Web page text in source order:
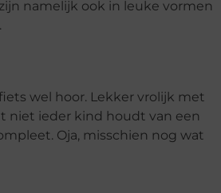
namelijk ook in leuke vormen
wel hoor. Lekker vrolijk met
niet ieder kind houdt van een
Oja, misschien nog wat